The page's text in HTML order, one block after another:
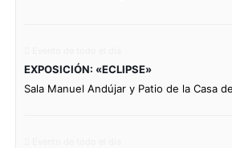
EXPOSICIÓN: «ECLIPSE»
Sala Manuel Andújar y Patio de la Casa